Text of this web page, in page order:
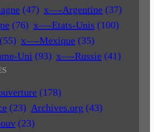
(47) x—-Argentine (37)
(76) x—-Etats-Unis (100)
(55) x—-Mexique (35)
Uni (93) x—-Russie (41)
(178)
(23) Archives.org (43)
(23)